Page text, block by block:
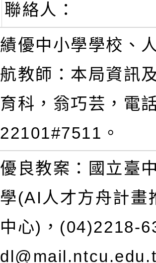
聯絡人：
績優中小學學校、
航教師：本局資訊
育科，翁巧芸，電
22101#7511。
優良教案：國立臺
學(AI人才方舟計畫
中心)，(04)2218-